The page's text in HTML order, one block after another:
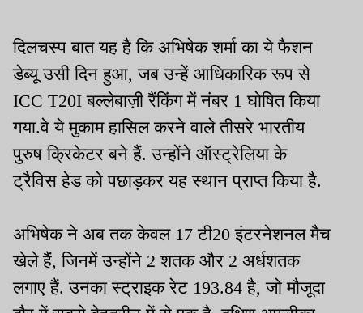
दिलचस्प बात यह है कि अभिषेक शर्मा का ये फैशन
डेब्यू उसी दिन हुआ, जब उन्हें आधिकारिक रूप से
ICC T20I बल्लेबाज़ी रैंकिंग में नंबर 1 घोषित किया
गया.वे ये मुकाम हासिल करने वाले तीसरे भारतीय
पुरुष क्रिकेटर बने हैं. उन्होंने ऑस्ट्रेलिया के
ट्रैविस हेड को पछाड़कर यह स्थान प्राप्त किया है.
अभिषेक ने अब तक केवल 17 टी20 इंटरनेशनल मैच
खेले हैं, जिनमें उन्होंने 2 शतक और 2 अर्धशतक
लगाए हैं. उनका स्ट्राइक रेट 193.84 है, जो मौजूदा